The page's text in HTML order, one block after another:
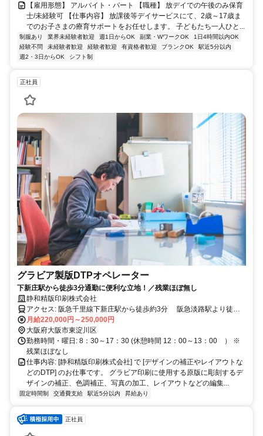
【雇用形態】 アルバイト・パート 【職種】 放デイでの午後のみ保育
士/未経験可 【仕事内容】 放課後等デイサービスにて、2歳～17歳ま
でのお子さまの療育サポートをお任せします。 子どもたち一人ひと...
制服あり 業界未経験者歓迎 週1日からOK 副業・WワークOK
1日4時間以内OK
経験不問
未経験者歓迎 経験者歓迎 有資格者歓迎 ブランクOK
駅近5分以内
週2・3日からOK
シフト制
正社員
グラビア製版DTPオペレーター
下新庄駅から徒歩3分通勤に便利な立地！／残業ほぼ無し
静和精版印刷株式会社
アクセス: 阪急千里線下新庄駅から徒歩約3分 阪急淡路駅より徒歩
15分 JR淡路駅から徒歩10分
月給220,000円～250,000円
大阪府大阪市東淀川区
勤務時間・曜日: 8：30～17：30 (休憩時間 12：00～13：00 ） ※
残業ほぼなし
仕事内容: [静和精版印刷株式会社] で [デザインの補正やレイアウトな
どのDTP] のお仕事です。 グラビア印刷に使用する原版に彫刻するデ
ザインの補正、色調補正、写真の加工、レイアウトなどの編集...
固定時間制 交通費支給 駅近5分以内 昇給あり
正社員